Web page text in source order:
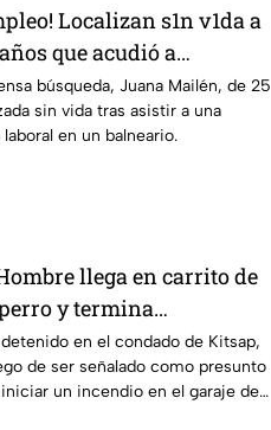
Localizan s1n v1da a
que acudió a
trabajo falsa
búsqueda, Juana Mailén, de 25
sin vida tras asistir a una
en un balneario.
Hombre llega en carrito de
y termina
inc3ndio en una casa
en el condado de Kitsap,
de ser señalado como presunto
un incendio en el garaje de